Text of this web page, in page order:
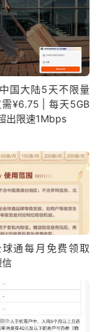
国大陆5天不限量
¥6.75 | 每天5GB
出限速1Mbps
通每月免费领取